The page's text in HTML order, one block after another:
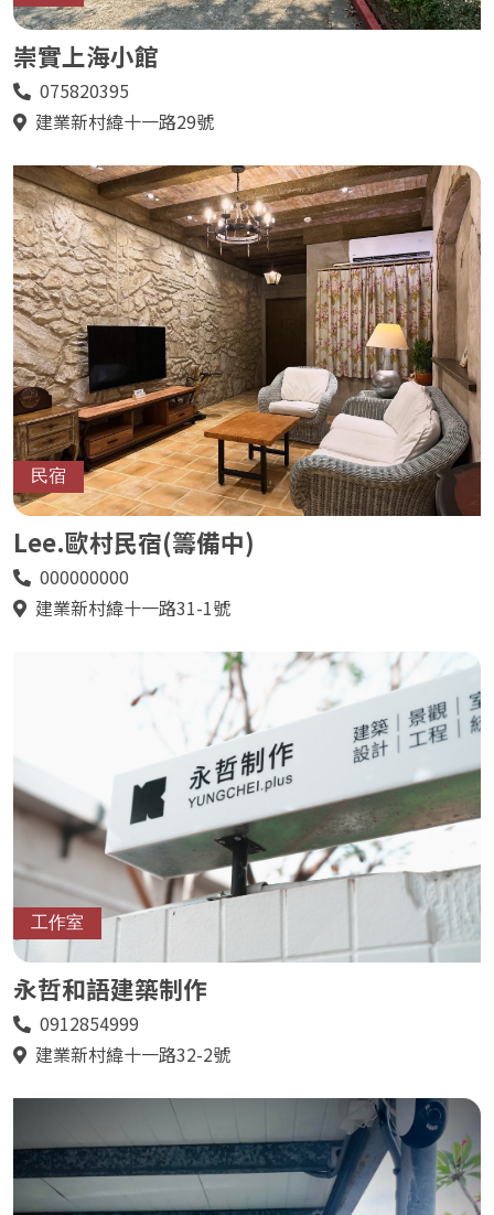
崇實上海小館
電
075820395
地建業新村緯十一路29號
民宿
Lee.歐村民宿(籌備中)
電
000000000
地建業新村緯十一路31-1號
工作室
永哲和語建築制作
電0912854999
地建業新村緯十一路32-2號